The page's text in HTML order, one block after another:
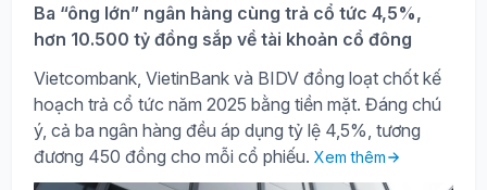
Ba “ông lớn” ngân hàng cùng trả cổ tức 4,5%,
hơn 10.500 tỷ đồng sắp về tài khoản cổ đông
Vietcombank, VietinBank và BIDV đồng loạt chốt kế
hoạch trả cổ tức năm 2025 bằng tiền mặt. Đáng chú
ý, cả ba ngân hàng đều áp dụng tỷ lệ 4,5%, tương
đương 450 đồng cho mỗi cổ phiếu. Xem thêm